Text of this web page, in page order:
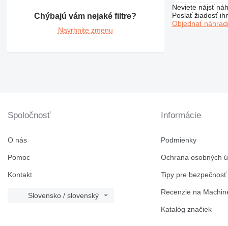
428
777
D series
Chýbajú vám nejaké filtre?
Navrhnite zmenu
Neviete nájsť
Poslať žiadosť
Objednať
Spoločnosť
O nás
Pomoc
Kontakt
Slovensko / slovenský
Informácie
Podmienky
Ochrana osobných
Tipy pre bezpečnosť
Recenzie na
Katalóg značiek